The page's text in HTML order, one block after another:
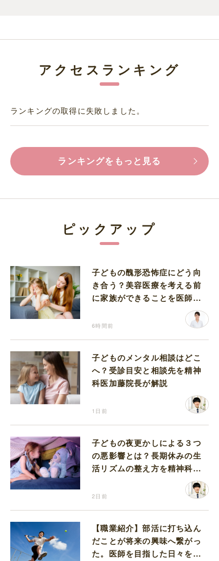
アクセスランキング
ランキングの取得に失敗しました。
ランキングをもっと見る
ピックアップ
子どもの醜形恐怖症にどう向
き合う？美容医療を考える前
に家族ができることを医師が
6時間前
子どものメンタル相談はどこ
へ？受診目安と相談先を精神
科医加藤院長が解説
1日前
子どもの夜更かしによる３つ
の悪影響とは？長期休みの生
活リズムの整え方を精神科医
2日前
【職業紹介】部活に打ち込ん
だことが将来の興味へ繋がっ
た。医師を目指した日々を振